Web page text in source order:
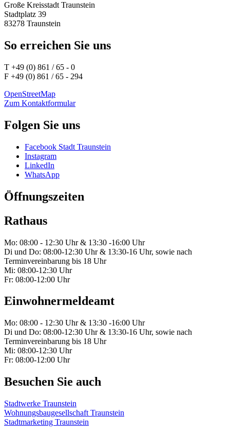
Große Kreisstadt Traunstein
Stadtplatz 39
83278 Traunstein
So erreichen Sie uns
T +49 (0) 861 / 65 - 0
F +49 (0) 861 / 65 - 294
OpenStreetMap
Zum Kontaktformular
Folgen Sie uns
Facebook Stadt Traunstein
Instagram
LinkedIn
WhatsApp
Öffnungszeiten
Rathaus
Mo: 08:00 - 12:30 Uhr & 13:30 -16:00 Uhr
Di und Do: 08:00-12:30 Uhr & 13:30-16 Uhr, sowie nach
Terminvereinbarung bis 18 Uhr
Mi: 08:00-12:30 Uhr
Fr: 08:00-12:00 Uhr
Einwohnermeldeamt
Mo: 08:00 - 12:30 Uhr & 13:30 -16:00 Uhr
Di und Do: 08:00-12:30 Uhr & 13:30-16 Uhr, sowie nach
Terminvereinbarung bis 18 Uhr
Mi: 08:00-12:30 Uhr
Fr: 08:00-12:00 Uhr
Besuchen Sie auch
Stadtwerke Traunstein
Wohnungsbaugesellschaft Traunstein
Stadtmarketing Traunstein